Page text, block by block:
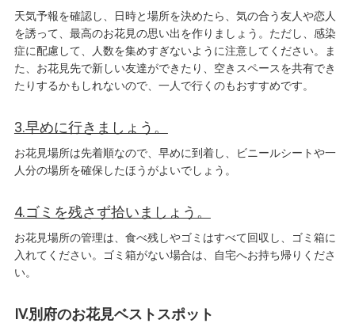
天気予報を確認し、日時と場所を決めたら、気の合う友人や恋人
を誘って、最高のお花見の思い出を作りましょう。ただし、感染
症に配慮して、人数を集めすぎないように注意してください。ま
た、お花見先で新しい友達ができたり、空きスペースを共有でき
たりするかもしれないので、一人で行くのもおすすめです。
3.早めに行きましょう。
お花見場所は先着順なので、早めに到着し、ビニールシートや一
人分の場所を確保したほうがよいでしょう。
4.ゴミを残さず拾いましょう。
お花見場所の管理は、食べ残しやゴミはすべて回収し、ゴミ箱に
入れてください。ゴミ箱がない場合は、自宅へお持ち帰りくださ
い。
IV.別府のお花見ベストスポット